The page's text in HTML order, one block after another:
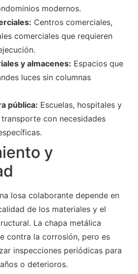
modernos.
Centros comerciales,
comerciales que requieren
y almacenes: Espacios que
luces sin columnas
pública: Escuelas, hospitales y
con necesidades
y
losa colaborante depende en
de los materiales y el
La chapa metálica
contra la corrosión, pero es
inspecciones periódicas para
o deterioros.